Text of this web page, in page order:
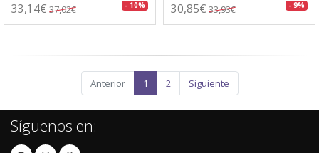
33,14€ 37,02€ - 10% 30,85€ 33,93€ - 9%
Anterior 1 2 Siguiente
Síguenos en: